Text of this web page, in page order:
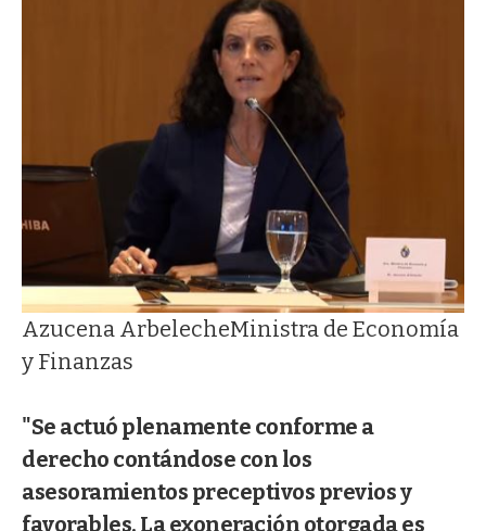
Azucena ArbelecheMinistra de Economía
y Finanzas
"Se actuó plenamente conforme a
derecho contándose con los
asesoramientos preceptivos previos y
favorables. La exoneración otorgada es